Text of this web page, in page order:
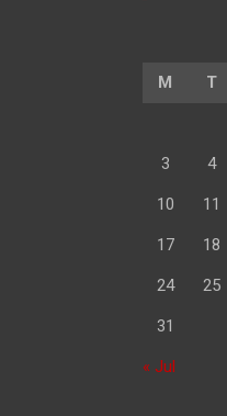
M T
3 4
10 11
17 18
24 25
31
« Jul